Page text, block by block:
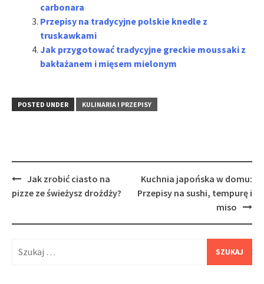
carbonara
Przepisy na tradycyjne polskie knedle z
truskawkami
Jak przygotować tradycyjne greckie moussaki z
bakłażanem i mięsem mielonym
POSTED UNDER KULINARIA I PRZEPISY
Post
navigation
Jak zrobić ciasto na
pizze ze świeżysz drożdży?
Kuchnia japońska w domu:
Przepisy na sushi, tempurę i
miso